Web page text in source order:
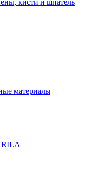
кисти и шпатель
материалы